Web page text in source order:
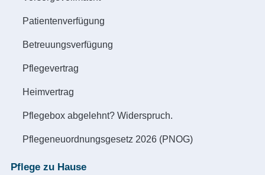
Patientenverfügung
Betreuungsverfügung
Pflegevertrag
Heimvertrag
Pflegebox abgelehnt? Widerspruch.
Pflegeneuordnungsgesetz 2026 (PNOG)
Pflege zu Hause